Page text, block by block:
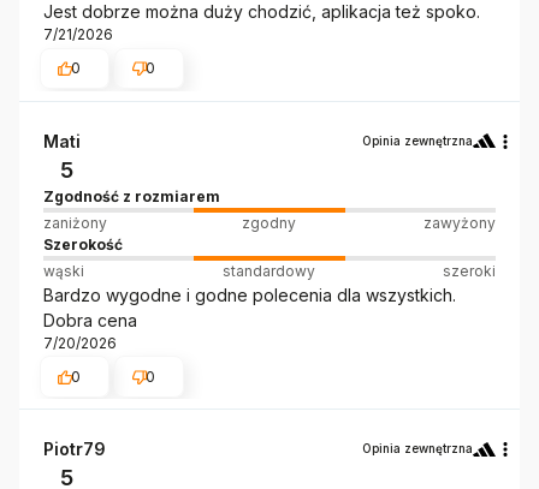
Jest dobrze można duży chodzić, aplikacja też spoko.
7/21/2026
0
0
Mati Opinia zewnętrzna
5
Zgodność z rozmiarem
zaniżony
zgodny
zawyżony
Szerokość
wąski
standardowy szeroki
Bardzo wygodne i godne polecenia dla wszystkich.
Dobra cena
7/20/2026
0
0
Piotr79 Opinia zewnętrzna
5